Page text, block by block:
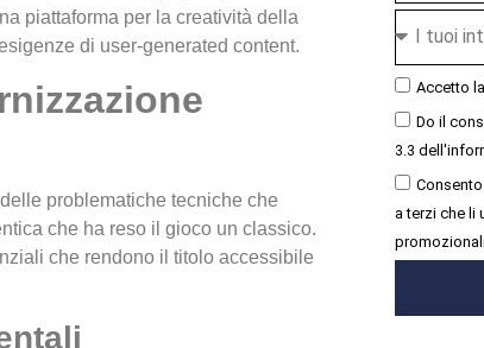
piattaforma per la creatività della
di user-generated content.
problematiche tecniche che
che ha reso il gioco un classico.
che rendono il titolo accessibile
Accetto la
Do il
3.3
a terzi che li